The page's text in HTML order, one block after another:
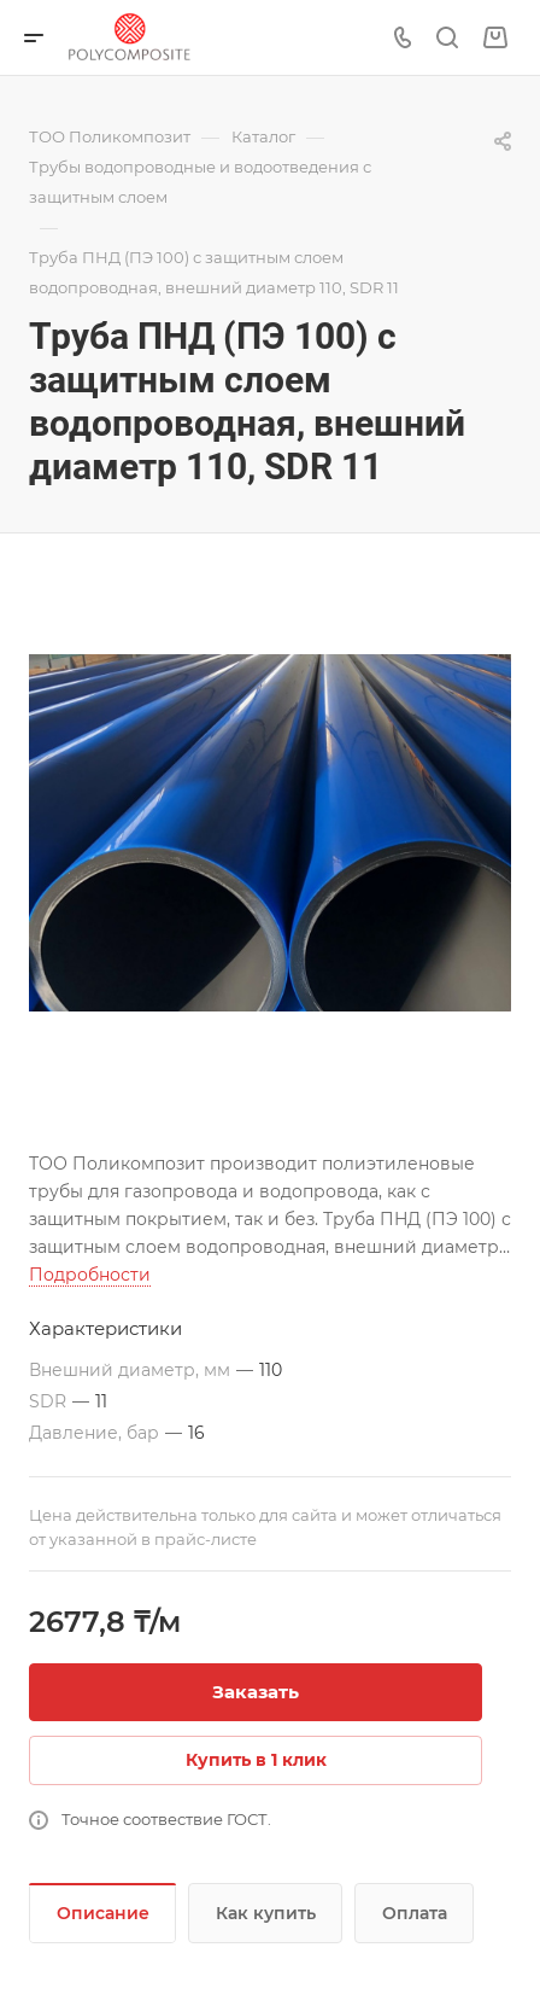
ТОО Поликомпозит — Каталог —
Трубы водопроводные и водоотведения с
защитным слоем
—
Труба ПНД (ПЭ 100) с защитным слоем
водопроводная, внешний диаметр 110, SDR 11
Труба ПНД (ПЭ 100) с
защитным слоем
водопроводная, внешний
диаметр 110, SDR 11
ТОО Поликомпозит производит полиэтиленовые
трубы для газопровода и водопровода, как с
защитным покрытием, так и без. Труба ПНД (ПЭ 100) с
защитным слоем водопроводная, внешний диаметр
110, SDR 11 изготовлена по ГОСТу, может
Подходит для строительства трубопроводов по
перекачиванию агрессивных жидкостей
Все цены указаны с учетом НДС на условиях EXW г.
Актау. Трубы изготавливаются в отрезках по 12 м. По
требованию заказчика, возможно производство труб
полиэтиленовое сырье.
Подробности
Характеристики
Внешний диаметр, мм — 110
SDR — 11
Давление, бар — 16
Цена действительна только для сайта и может отличаться
от указанной в прайс-листе
2677,8 ₸/м
Заказать
Купить в 1 клик
Точное соотвествие ГОСТ.
Описание Как купить Оплата